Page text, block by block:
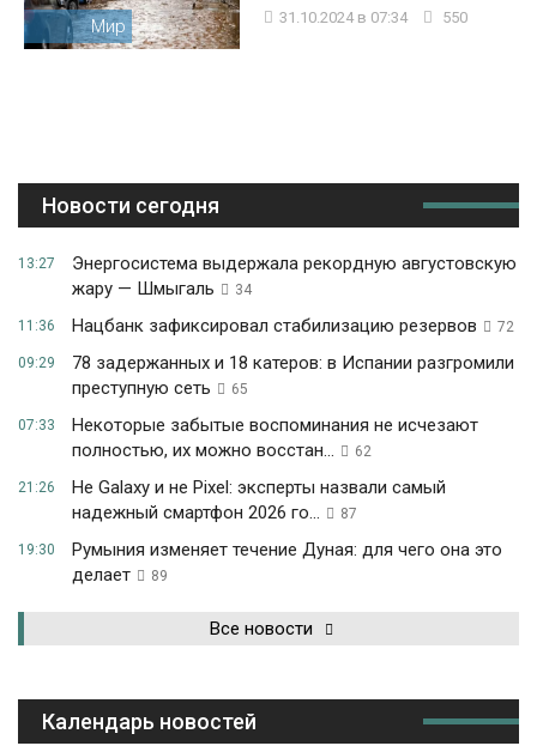
Мир 31.10.2024 в 07:34 550
Новости сегодня
13:27
Энергосистема выдержала рекордную августовскую
жару — Шмыгаль
34
11:36 Нацбанк зафиксировал стабилизацию резервов 72
09:29
78 задержанных и 18 катеров: в Испании разгромили
преступную сеть
65
07:33
Некоторые забытые воспоминания не исчезают
полностью, их можно восстан...
62
21:26
Не Galaxy и не Pixel: эксперты назвали самый
надежный смартфон 2026 го...
87
19:30
Румыния изменяет течение Дуная: для чего она это
делает
89
Все новости
Календарь новостей